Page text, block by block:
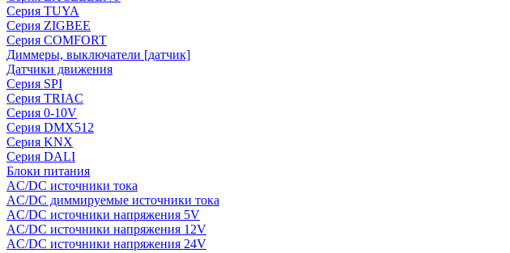
Серия TUYA
Серия ZIGBEE
Серия COMFORT
Диммеры, выключатели [датчик]
Датчики движения
Серия SPI
Серия TRIAC
Серия 0-10V
Серия DMX512
Серия KNX
Серия DALI
Блоки питания
AC/DC источники тока
AC/DC диммируемые источники тока
AC/DC источники напряжения 5V
AC/DC источники напряжения 12V
AC/DC источники напряжения 24V